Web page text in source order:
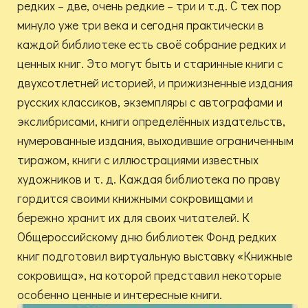
редких – две, очень редкие – три и т.д. С тех пор
минуло уже три века и сегодня практически в
каждой библиотеке есть своё собрание редких и
ценных книг. Это могут быть и старинные книги с
двухсотлетней историей, и прижизненные издания
русских классиков, экземпляры с автографами и
экслибрисами, книги определённых издательств,
нумерованные издания, выходившие ограниченным
тиражом, книги с иллюстрациями известных
художников и т. д. Каждая библиотека по праву
гордится своими книжными сокровищами и
бережно хранит их для своих читателей. К
Общероссийскому дню библиотек Фонд редких
книг подготовил виртуальную выставку «Книжные
сокровища», на которой представил некоторые
особенно ценные и интересные книги.